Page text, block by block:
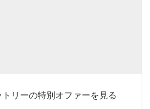
トリーの特別オファーを見る